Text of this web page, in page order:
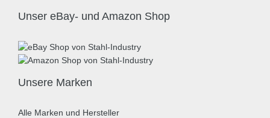
Unser eBay- und Amazon Shop
Unsere Marken
Alle Marken und Hersteller